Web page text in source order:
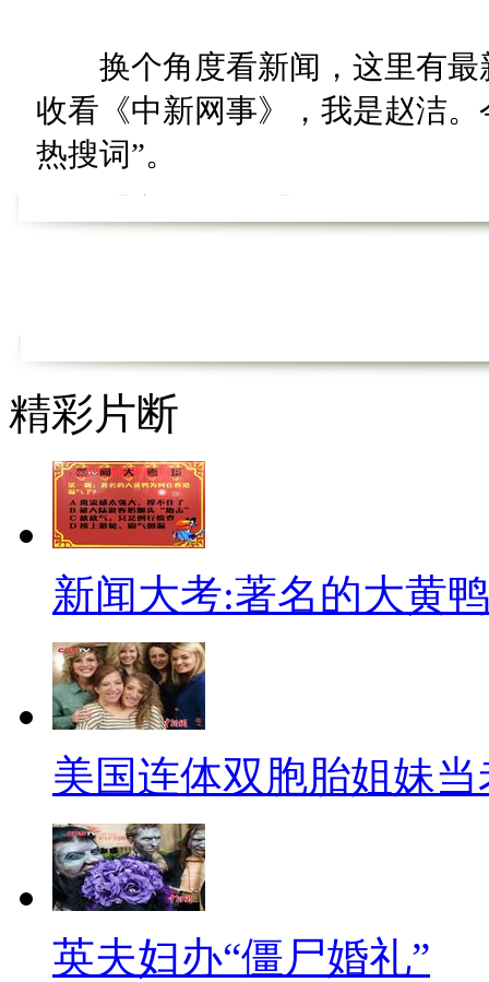
换个角度看新闻，这里有最
收看《中新网事》，我是赵洁
热搜词”。
家：不要以身犯险。
【员工剃秃奖】
近日江苏某企业规定员工剃
6名女员工因不剃头也不认罚
仲裁。
【开冲锋艇避堵】
上班高峰太拥堵？四川乐山9
交通工具。开车起码1个小时
海事部门表示，私人使用自驾
理规定。
【甄缳体报天气】
近日洛阳政务微博发布的一
的甄嬛体改造后，起到了众人
精彩片断
新闻大考:著名的大黄
美国连体双胞胎姐妹当
英夫妇办“僵尸婚礼”